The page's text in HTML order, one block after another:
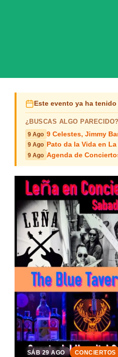
Este evento ya ha tenido
¿BUSCAS ALGO PARECIDO?
9 Ago 9 Celestes, Jimmy
9 Ago Pato da la Vida en
9 Ago Agenda de
SÁB 29 AGO CONCIERTOS